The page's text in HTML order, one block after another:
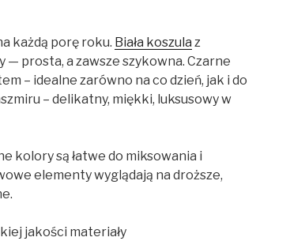
każdą porę roku. Biała koszula z
prosta, a zawsze szykowna. Czarne
– idealne zarówno na co dzień, jak i do
– delikatny, miękki, luksusowy w
kolory są łatwe do miksowania i
elementy wyglądają na droższe,
jakości materiały